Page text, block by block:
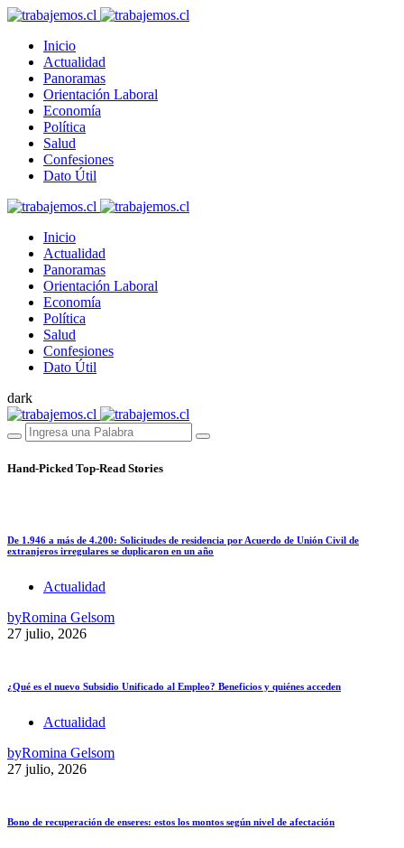
Inicio
Actualidad
Panoramas
Orientación Laboral
Economía
Política
Salud
Confesiones
Dato Útil
Inicio
Actualidad
Panoramas
Orientación Laboral
Economía
Política
Salud
Confesiones
Dato Útil
dark
Hand-Picked Top-Read Stories
De 1.946 a más de 4.200: Solicitudes de residencia por Acuerdo de Unión Civil de
extranjeros irregulares se duplicaron en un año
Actualidad
byRomina Gelsom
27 julio, 2026
¿Qué es el nuevo Subsidio Unificado al Empleo? Beneficios y quiénes acceden
Actualidad
byRomina Gelsom
27 julio, 2026
Bono de recuperación de enseres: estos los montos según nivel de afectación